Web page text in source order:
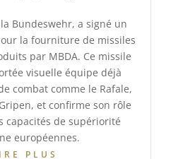
la Bundeswehr, a signé un
la fourniture de missiles
par MBDA. Ce missile
visuelle équipe déjà
combat comme le Rafale,
et confirme son rôle
capacités de supériorité
européennes.
PLUS